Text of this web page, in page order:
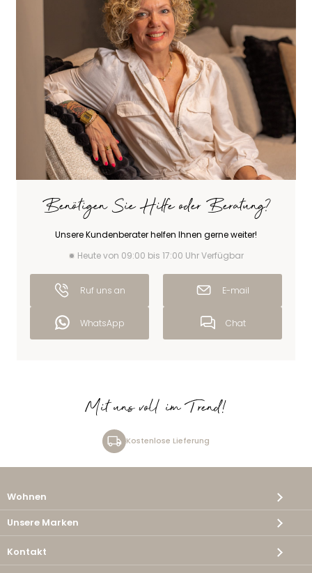
Benötigen Sie Hilfe oder Beratung?
Unsere Kundenberater helfen Ihnen gerne weiter!
Heute von 09:00 bis 17:00 Uhr Verfügbar
Ruf uns an E-mail
WhatsApp Chat
Mit uns voll im Trend!
Kostenlose Lieferung
Wohnen
Unsere Marken
Kontakt